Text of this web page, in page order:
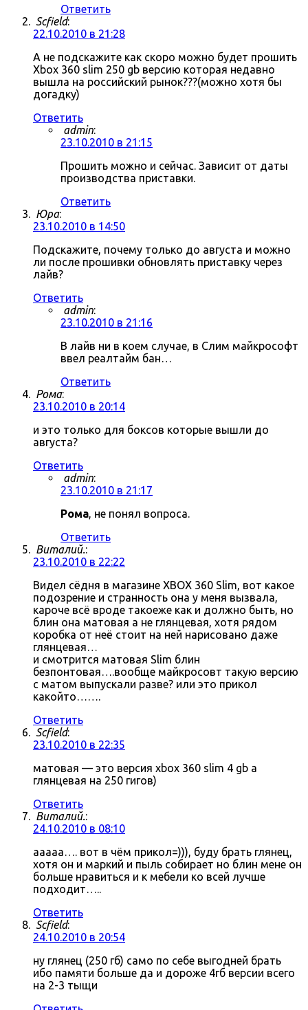
Ответить
Scfield:
22.10.2010 в 21:28
А не подскажите как скоро можно будет прошить
Xbox 360 slim 250 gb версию которая недавно
вышла на российский рынок???(можно хотя бы
догадку)
Ответить
admin:
23.10.2010 в 21:15
Прошить можно и сейчас. Зависит от даты
производства приставки.
Ответить
Юра:
23.10.2010 в 14:50
Подскажите, почему только до августа и можно
ли после прошивки обновлять приставку через
лайв?
Ответить
admin:
23.10.2010 в 21:16
В лайв ни в коем случае, в Слим майкрософт
ввел реалтайм бан…
Ответить
Рома:
23.10.2010 в 20:14
и это только для боксов которые вышли до
августа?
Ответить
admin:
23.10.2010 в 21:17
Рома, не понял вопроса.
Ответить
Виталий.:
23.10.2010 в 22:22
Видел сёдня в магазине XBOX 360 Slim, вот какое
подозрение и странность она у меня вызвала,
кароче всё вроде такоеже как и должно быть, но
блин она матовая а не глянцевая, хотя рядом
коробка от неё стоит на ней нарисовано даже
глянцевая…
и смотрится матовая Slim блин
безпонтовая….вообще майкросовт такую версию
с матом выпускали разве? или это прикол
какойто…….
Ответить
Scfield:
23.10.2010 в 22:35
матовая — это версия xbox 360 slim 4 gb а
глянцевая на 250 гигов)
Ответить
Виталий.:
24.10.2010 в 08:10
ааааа…. вот в чём прикол=))), буду брать глянец,
хотя он и маркий и пыль собирает но блин мене он
больше нравиться и к мебели ко всей лучше
подходит…..
Ответить
Scfield:
24.10.2010 в 20:54
ну глянец (250 гб) само по себе выгодней брать
ибо памяти больше да и дороже 4гб версии всего
на 2-3 тыщи